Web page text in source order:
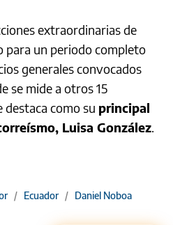
extraordinarias de
para un periodo completo
generales convocados
se mide a otros 15
como su principal
Luisa González.
/ Ecuador / Daniel Noboa